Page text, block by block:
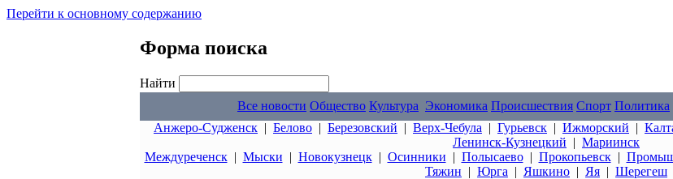
Перейти к основному содержанию
Форма поиска
Найти
Все новости Общество Культура Экономика Происшествия Спорт Политика
Анжеро-Судженск | Белово | Березовский | Верх-Чебула | Гурьевск | Ижморский |
Ленинск-Кузнецкий | Мариинск
Междуреченск| Мыски | Новокузнецк| Осинники | Полысаево| Прокопьевск|
Тяжин | Юрга | Яшкино | Яя | Шерегеш